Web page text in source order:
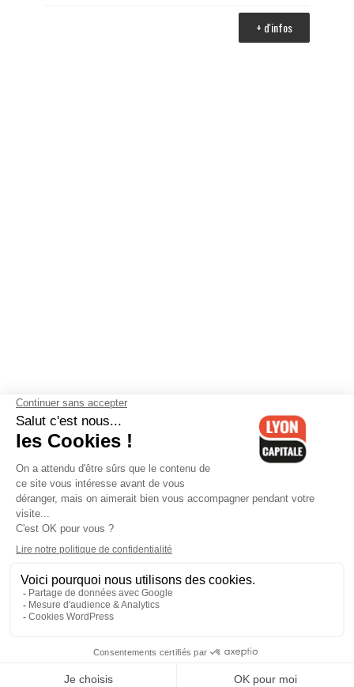
+ d'infos
Contactez-nous-Mentions légales-CGV-Politique de
confidentialité-Gestion des cookies
Cedex 06